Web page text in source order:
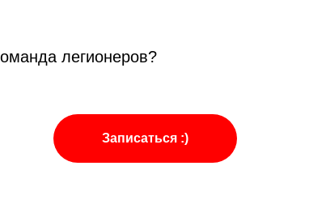
легионеров?
Записаться :)